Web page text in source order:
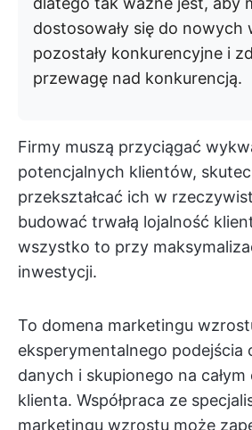
dostosowały się do nowych
pozostały konkurencyjne i
przewagę nad konkurencją.
Firmy muszą przyciągać
potencjalnych klientów,
przekształcać ich w
budować trwałą lojalność
wszystko to przy
inwestycji.
To domena marketingu
eksperymentalnego podejścia
danych i skupionego na
klienta. Współpraca ze
marketingu wzrostu może